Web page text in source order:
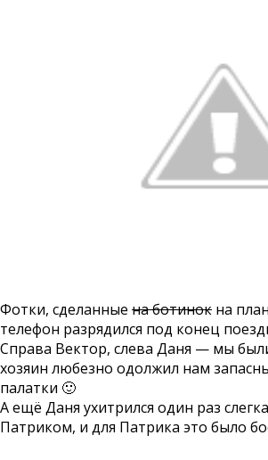
Фотки, сделанные на ботинок на
телефон разрядился под конец
Справа Вектор, слева Даня — мы
хозяин любезно одолжил нам
палатки 🙂
А ещё Даня ухитрился один раз
Патриком, и для Патрика это было